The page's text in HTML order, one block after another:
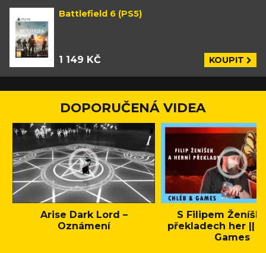
Battlefield 6 (PS5)
1 149 KČ KOUPIT
DOPORUČENÁ VIDEA
Arise Dark Lord –
Oznámení
S Filipem
překladech her ||
Games